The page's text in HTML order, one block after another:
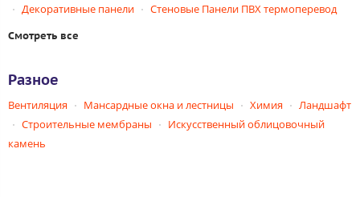
Декоративные панели
Стеновые Панели ПВХ термоперевод
Смотреть все
Разное
Вентиляция Мансардные окна и лестницы Химия
Ландшафт
Строительные мембраны
Искусственный облицовочный
камень